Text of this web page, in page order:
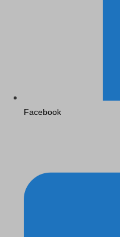
Facebook